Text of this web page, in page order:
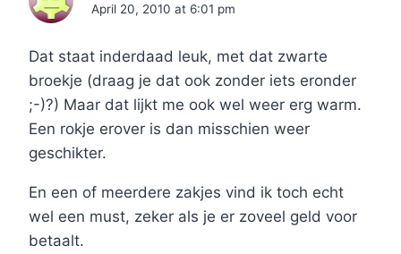
April 20, 2010 at 6:01 pm
Dat staat inderdaad leuk, met dat zwarte
broekje (draag je dat ook zonder iets eronder
;-)?) Maar dat lijkt me ook wel weer erg warm.
Een rokje erover is dan misschien weer
geschikter.
En een of meerdere zakjes vind ik toch echt
wel een must, zeker als je er zoveel geld voor
betaalt.